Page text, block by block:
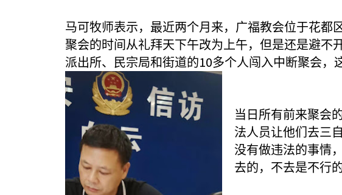
马可牧师表示，最近两个月来，广福教会位于花都
聚会的时间从礼拜天下午改为上午，但是还是避不
派出所、民宗局和街道的10多个人闯入中断聚会，
当日所有前来聚会
法人员让他们去三
没有做违法的事情
去的，不去是不行